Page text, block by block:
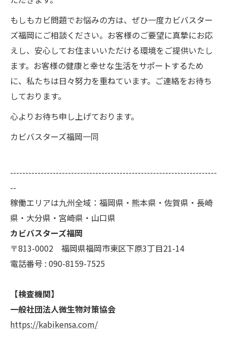
もしもカビ問題でお悩みの方は、ぜひ一度カビバスター
ズ福岡にご相談ください。お客様のご要望に真摯にお応
えし、安心してお住まいいただける環境をご提供いたし
ます。お客様の健康と幸せな生活をサポートするため
に、私たちは日々努力を重ねています。ご連絡をお待ち
しております。
心よりお待ち申し上げております。
カビバスターズ福岡一同
--------------------------------------------------------------------
--
稼働エリアは九州全域：福岡県・熊本県・佐賀県・長崎
県・大分県・宮崎県・山口県
カビバスターズ福岡
〒813-0002 福岡県福岡市東区下原3丁目21-14
電話番号 : 090-8159-7525
【検査機関】
一般社団法人微生物対策協会
https://kabikensa.com/